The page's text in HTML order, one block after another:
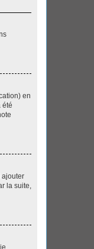
en
été
ajouter
la suite,